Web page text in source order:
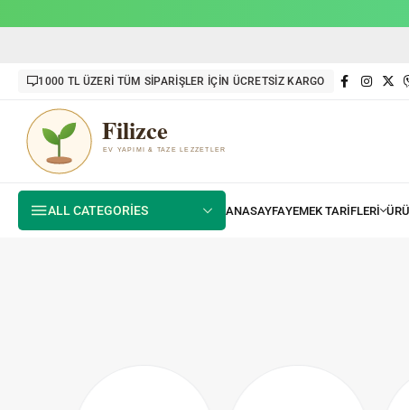
1000 TL ÜZERİ TÜM SİPARİŞLER İÇİN ÜCRETSİZ KARGO
ALL CATEGORIES